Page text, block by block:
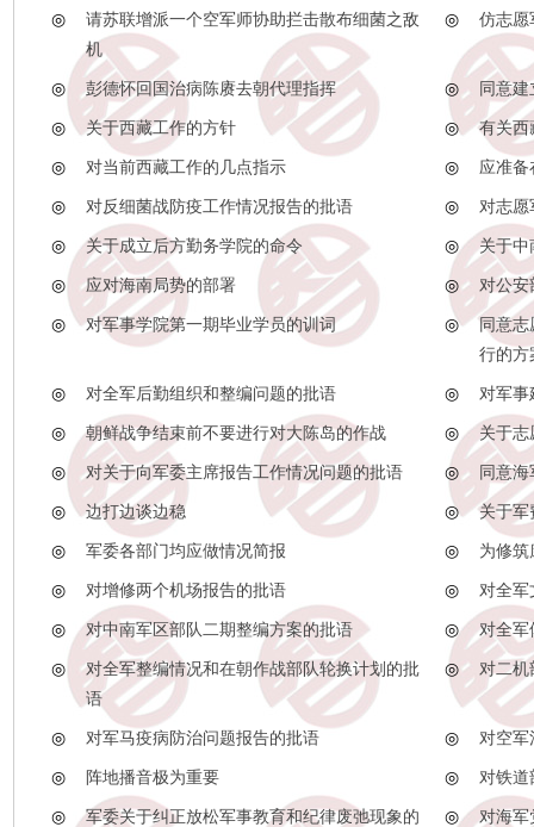
◎
请苏联增派一个空军师协助拦击散布细菌之敌
机
◎ 仿志愿
◎ 彭德怀回国治病陈赓去朝代理指挥 ◎ 同意
◎ 关于西藏工作的方针 ◎ 有关西
◎ 对当前西藏工作的几点指示 ◎ 应准备
◎ 对反细菌战防疫工作情况报告的批语 ◎ 对志愿
◎ 关于成立后方勤务学院的命令 ◎ 关于中
◎ 应对海南局势的部署 ◎ 对公安
◎ 对军事学院第一期毕业学员的训词 ◎
同意志
行的方
◎ 对全军后勤组织和整编问题的批语 ◎ 对军事
◎ 朝鲜战争结束前不要进行对大陈岛的作战 ◎ 关于志
◎ 对关于向军委主席报告工作情况问题的批语 ◎ 同意
◎ 边打边谈边稳 ◎ 关于军
◎ 军委各部门均应做情况简报 ◎ 为修筑
◎ 对增修两个机场报告的批语 ◎ 对全军
◎ 对中南军区部队二期整编方案的批语 ◎ 对全军
◎
对全军整编情况和在朝作战部队轮换计划的批
语
◎ 对二机
◎ 对军马疫病防治问题报告的批语 ◎ 对空军
◎ 阵地播音极为重要 ◎ 对铁道
◎
军委关于纠正放松军事教育和纪律废弛现象的
◎ 对海军